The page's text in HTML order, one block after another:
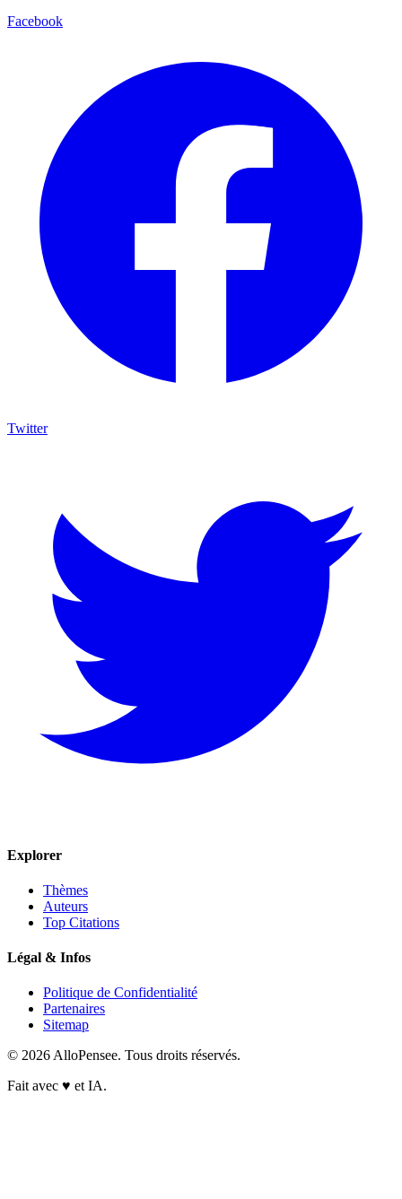
Facebook
Twitter
Explorer
Thèmes
Auteurs
Top Citations
Légal & Infos
Politique de Confidentialité
Partenaires
Sitemap
© 2026 AlloPensee. Tous droits réservés.
Fait avec ♥ et IA.